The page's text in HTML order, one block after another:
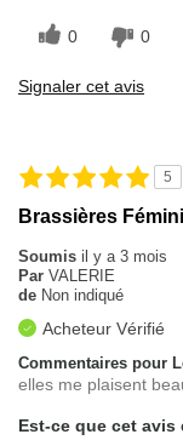
0 0
Signaler cet avis
5
Brassières
Soumis il y a 3 mois
Par VALERIE
de Non indiqué
Acheteur Vérifié
Commentaires pour
elles me plaisent
Est-ce que cet avis